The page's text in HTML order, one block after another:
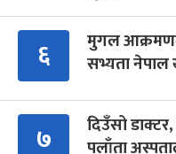
६
मुगल
सभ्यता नेपाल
७
दिउँसो
पलाँता